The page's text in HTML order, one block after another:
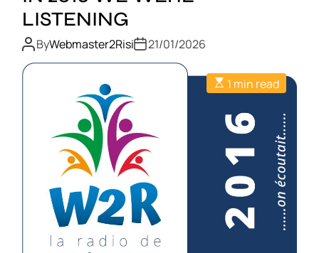
LISTENING
ByWebmaster2Risi 21/01/2026
1 min read